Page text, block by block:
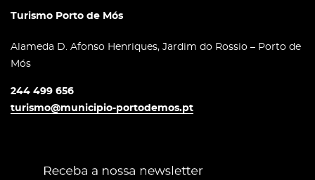
Turismo Porto de Mós
Alameda D. Afonso Henriques, Jardim do Rossio – Porto de
Mós
244 499 656
turismo@municipio-portodemos.pt